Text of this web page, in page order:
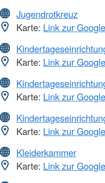
Jugendrotkreuz
Karte: Link zur
Karte: Link zur
Karte: Link zur
Karte: Link zur
Kleiderkammer
Karte: Link zur